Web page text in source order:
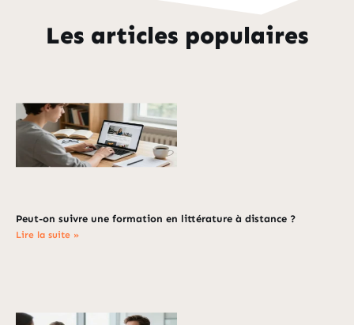
Les articles populaires
Peut-on suivre une formation en littérature à distance ?
Lire la suite »